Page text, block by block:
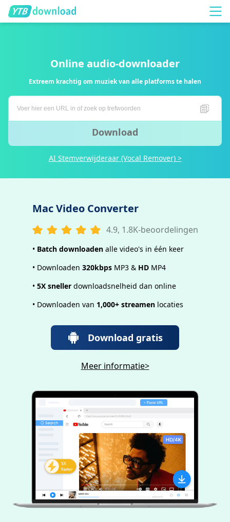
Online audio-downloader
Extreem krachtig om muziek van alle platforms te halen
Download
AI Stemverwijderaar (Vocal Remover) >
Mac Video Converter
4.9, 1.8K-beoordelingen
• Batch downloadenalle video's in één keer
• Downloaden 320kbpsMP3 & HDMP4
• 5X snellerdownloadsnelheid dan online
• Downloaden van 1,000+ streamenlocaties
Download gratis
Meer informatie>